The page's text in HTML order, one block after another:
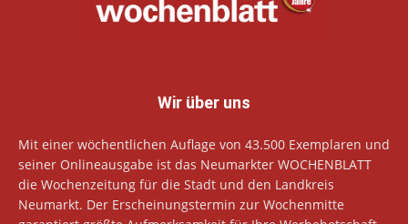
Wir über uns
Mit einer wöchentlichen Auflage von 43.500 Exemplaren und
seiner Onlineausgabe ist das Neumarkter WOCHENBLATT
die Wochenzeitung für die Stadt und den Landkreis
Neumarkt. Der Erscheinungstermin zur Wochenmitte